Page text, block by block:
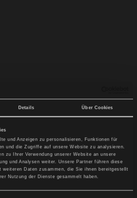
Details Über Cookies
und Anzeigen zu personalisieren, Funktionen für
und die Zugriffe auf unsere Website zu analysieren.
zu Ihrer Verwendung unserer Website an unsere
und Analysen weiter. Unsere Partner führen diese
weiteren Daten zusammen, die Sie ihnen bereitgestellt
Nutzung der Dienste gesammelt haben.